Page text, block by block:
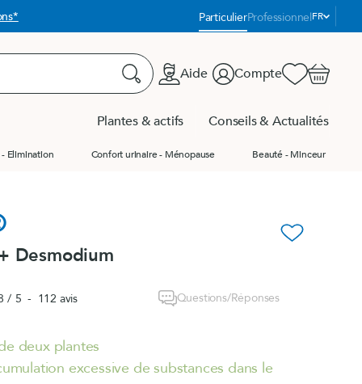
ParticulierProfessionnel
Langue
:FR
Rechercher
Aide CompteFavorisPanier
- Packs
Plantes & actifs Conseils & Actualités
Elimination Confort urinaire - Ménopause Beauté - Minceur
favorite_border
Desmodium
/ 5 - 112 avis Questions/Réponses
deux plantes
excessive de substances dans le